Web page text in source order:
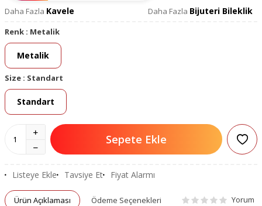
Daha Fazla Kavele Daha Fazla Bijuteri Bileklik
Renk : Metalik
Metalik
Size : Standart
Standart
Sepete Ekle
Listeye Ekle Tavsiye Et Fiyat Alarmı
Ürün Açıklaması Ödeme Seçenekleri Yorum